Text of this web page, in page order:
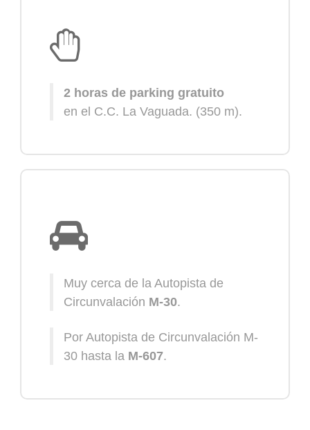
2 horas de parking gratuito
en el C.C. La Vaguada. (350 m).
Muy cerca de la Autopista de
Circunvalación M-30.
Por Autopista de Circunvalación M-
30 hasta la M-607.